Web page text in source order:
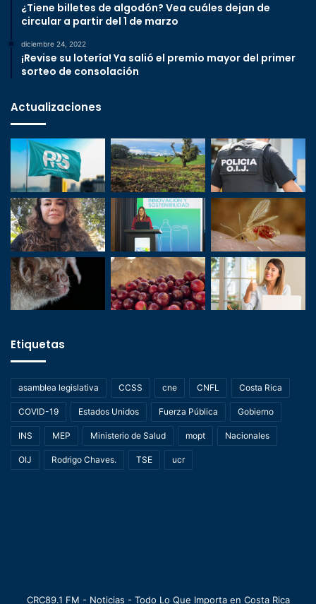
¿Tiene billetes de algodón? Vea cuáles dejan de
circular a partir del 1 de marzo
diciembre 24, 2022
¡Revise su lotería! Ya salió el premio mayor del primer
sorteo de consolación
Actualizaciones
Etiquetas
asamblea legislativa CCSS cne CNFL Costa Rica
COVID-19 Estados Unidos Fuerza Pública Gobierno
INS MEP Ministerio de Salud mopt Nacionales
OIJ Rodrigo Chaves. TSE ucr
CRC89.1 FM - Noticias - Todo Lo Que Importa en Costa Rica